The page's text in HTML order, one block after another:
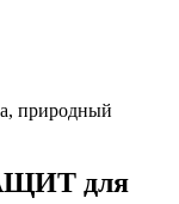
природный
для